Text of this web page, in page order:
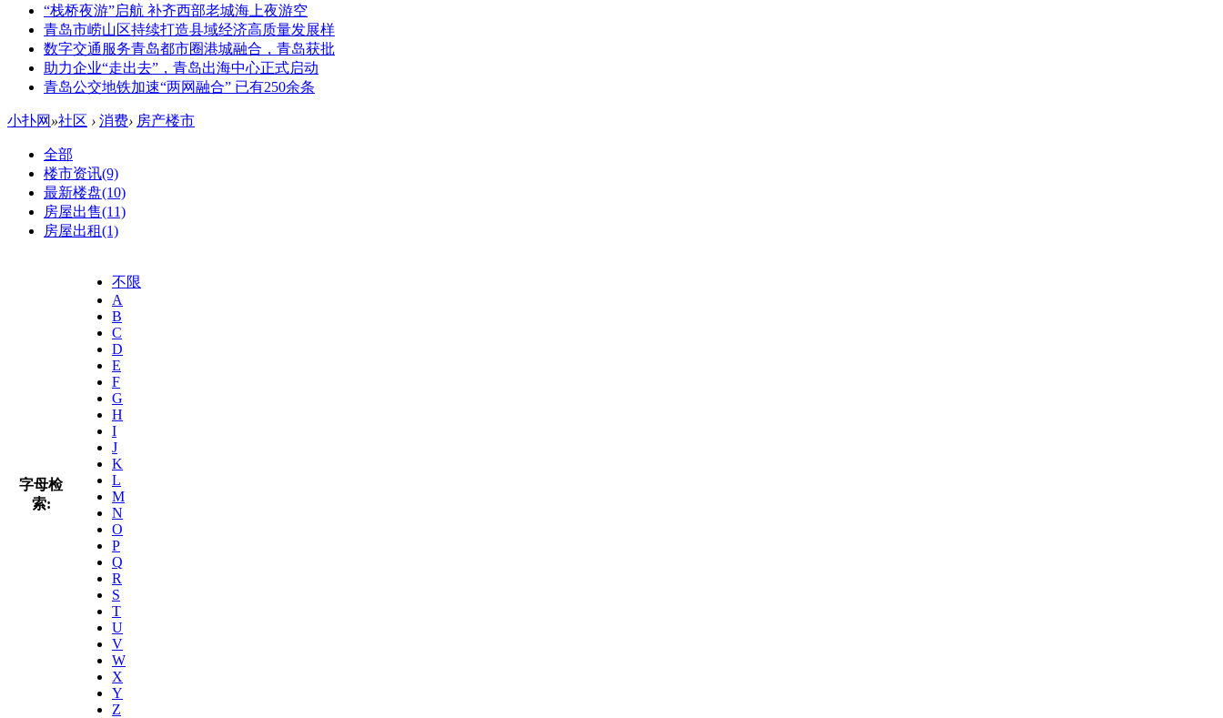
“栈桥夜游”启航 补齐西部老城海上夜游空
青岛市崂山区持续打造县域经济高质量发展样
数字交通服务青岛都市圈港城融合，青岛获批
助力企业“走出去”，青岛出海中心正式启动
青岛公交地铁加速“两网融合” 已有250余条
小扑网 »社区 › 消费› 房产楼市
全部
楼市资讯(9)
最新楼盘(10)
房屋出售(11)
房屋出租(1)
字母检
索:
不限
A
B
C
D
E
F
G
H
I
J
K
L
M
N
O
P
Q
R
S
T
U
V
W
X
Y
Z